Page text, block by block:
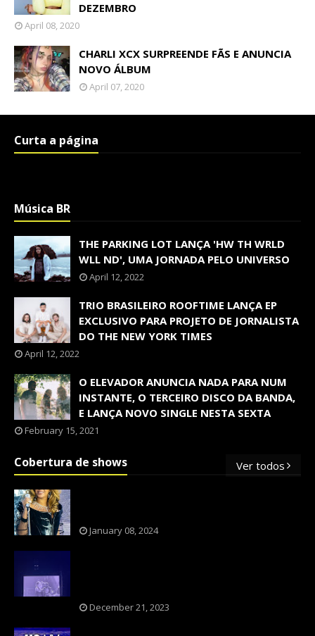
DEZEMBRO
April 08, 2020
CHARLI XCX SURPREENDE FÃS E ANUNCIA
NOVO ÁLBUM
April 07, 2020
Curta a página
Música BR
THE PARKING LOT LANÇA 'HW TH WRLD
WLL ND', UMA JORNADA PELO UNIVERSO
April 12, 2022
TRIO BRASILEIRO ROOFTIME LANÇA EP
EXCLUSIVO PARA PROJETO DE JORNALISTA
DO THE NEW YORK TIMES
April 12, 2022
O ELEVADOR ANUNCIA NADA PARA NUM
INSTANTE, O TERCEIRO DISCO DA BANDA,
E LANÇA NOVO SINGLE NESTA SEXTA
February 15, 2021
Cobertura de shows Ver todos
January 08, 2024
December 21, 2023